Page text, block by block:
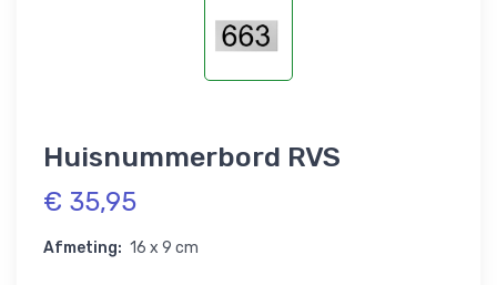
Huisnummerbord RVS
€ 35,95
Afmeting: 16 x 9 cm